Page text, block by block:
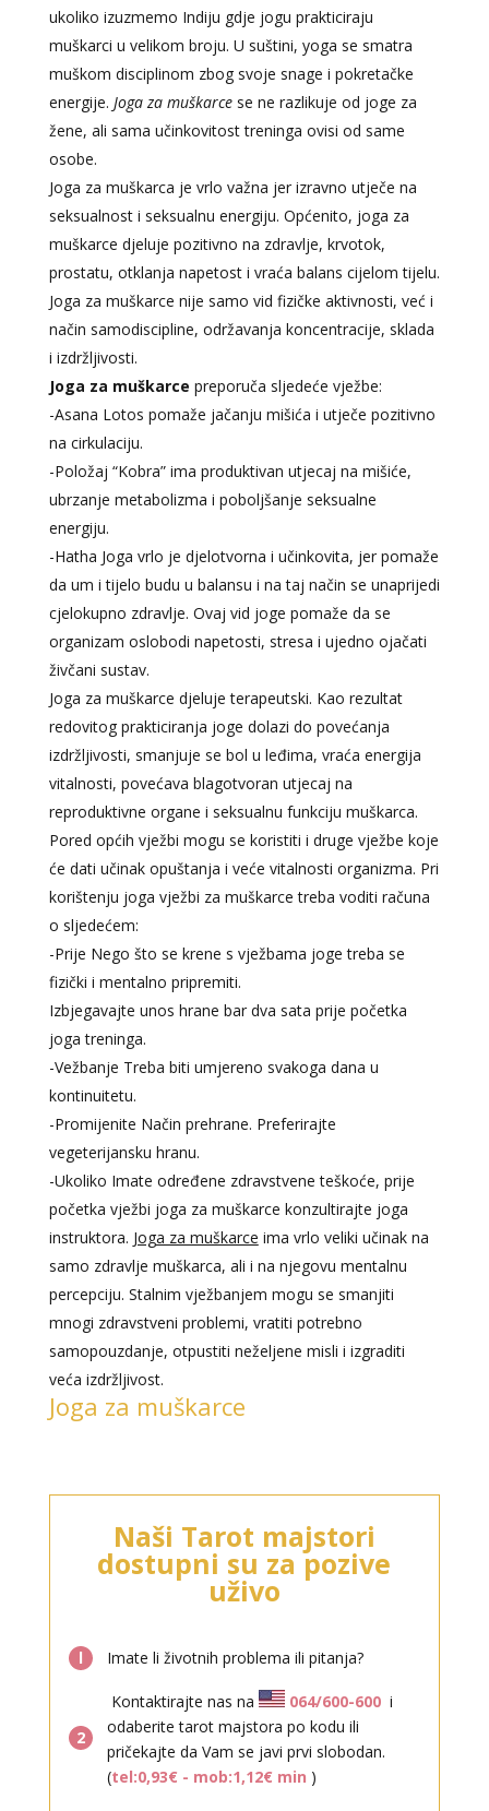
ukoliko izuzmemo Indiju gdje jogu prakticiraju
muškarci u velikom broju. U suštini, yoga se smatra
muškom disciplinom zbog svoje snage i pokretačke
energije. Joga za muškarcese ne razlikuje od joge za
žene, ali sama učinkovitost treninga ovisi od same
osobe.
Joga za muškarca je vrlo važna jer izravno utječe na
seksualnost i seksualnu energiju. Općenito, joga za
muškarce djeluje pozitivno na zdravlje, krvotok,
prostatu, otklanja napetost i vraća balans cijelom tijelu.
Joga za muškarce nije samo vid fizičke aktivnosti, već i
način samodiscipline, održavanja koncentracije, sklada
i izdržljivosti.
Joga za muškarce preporuča sljedeće vježbe:
-Asana Lotos pomaže jačanju mišića i utječe pozitivno
na cirkulaciju.
-Položaj “Kobra” ima produktivan utjecaj na mišiće,
ubrzanje metabolizma i poboljšanje seksualne
energiju.
-Hatha Joga vrlo je djelotvorna i učinkovita, jer pomaže
da um i tijelo budu u balansu i na taj način se unaprijedi
cjelokupno zdravlje. Ovaj vid joge pomaže da se
organizam oslobodi napetosti, stresa i ujedno ojačati
živčani sustav.
Joga za muškarce djeluje terapeutski. Kao rezultat
redovitog prakticiranja joge dolazi do povećanja
izdržljivosti, smanjuje se bol u leđima, vraća energija
vitalnosti, povećava blagotvoran utjecaj na
reproduktivne organe i seksualnu funkciju muškarca.
Pored općih vježbi mogu se koristiti i druge vježbe koje
će dati učinak opuštanja i veće vitalnosti organizma. Pri
korištenju joga vježbi za muškarce treba voditi računa
o sljedećem:
-Prije Nego što se krene s vježbama joge treba se
fizički i mentalno pripremiti.
Izbjegavajte unos hrane bar dva sata prije početka
joga treninga.
-Vežbanje Treba biti umjereno svakoga dana u
kontinuitetu.
-Promijenite Način prehrane. Preferirajte
vegeterijansku hranu.
-Ukoliko Imate određene zdravstvene teškoće, prije
početka vježbi joga za muškarce konzultirajte joga
instruktora. Joga za muškarce ima vrlo veliki učinak na
samo zdravlje muškarca, ali i na njegovu mentalnu
percepciju. Stalnim vježbanjem mogu se smanjiti
mnogi zdravstveni problemi, vratiti potrebno
samopouzdanje, otpustiti neželjene misli i izgraditi
veća izdržljivost.
Joga za muškarce
Naši Tarot majstori
dostupni su za pozive
uživo
l Imate li životnih problema ili pitanja?
2
Kontaktirajte nas na 064/600-600 i
odaberite tarot majstora po kodu ili
pričekajte da Vam se javi prvi slobodan.
(tel:0,93€ - mob:1,12€ min )
Tarot savjetnik je zauzet
TEHNIKE: tarot, tarot marseille, ljubavni tarot, visak